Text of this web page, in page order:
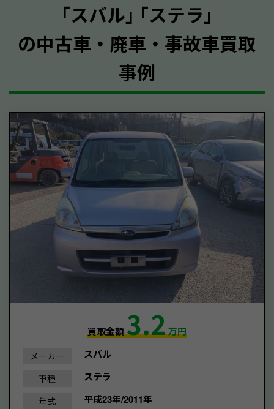
｢スバル｣ ｢ステラ｣
の中古車・廃車・事故車買取
事例
買取金額3.2万円
メーカー スバル
車種 ステラ
年式 平成23年/2011年